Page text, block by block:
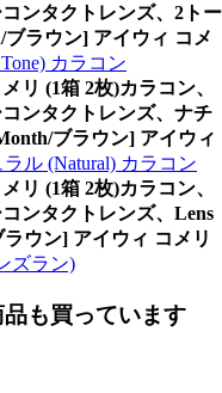
ンタクトレンズ、2トー
ブラウン] アイウィ コメ
カラコン
リ (1箱 2枚)カラコン、
ンタクトレンズ、ナチ
ブラウン] アイウィ
ル (Natural) カラコン
リ (1箱 2枚)カラコン、
ンタクトレンズ、Lens
ウン] アイウィ コメリ
ズラン)
も買っています